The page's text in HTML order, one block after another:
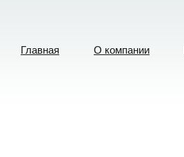
Главная О компании